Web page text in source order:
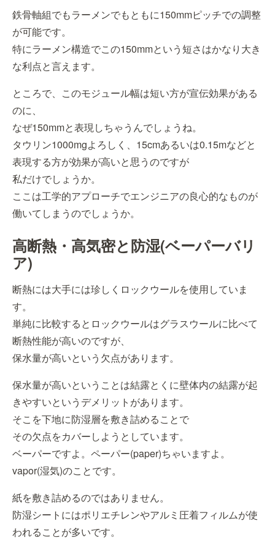
鉄骨軸組でもラーメンでもともに150mmピッチでの調整
が可能です。
特にラーメン構造でこの150mmという短さはかなり大き
な利点と言えます。
ところで、このモジュール幅は短い方が宣伝効果がある
のに、
なぜ150mmと表現しちゃうんでしょうね。
タウリン1000mgよろしく、15cmあるいは0.15mなどと
表現する方が効果が高いと思うのですが
私だけでしょうか。
ここは工学的アプローチでエンジニアの良心的なものが
働いてしまうのでしょうか。
高断熱・高気密と防湿(ベーパーバリ
ア)
断熱には大手には珍しくロックウールを使用していま
す。
単純に比較するとロックウールはグラスウールに比べて
断熱性能が高いのですが、
保水量が高いという欠点があります。
保水量が高いということは結露とくに壁体内の結露が起
きやすいというデメリットがあります。
そこを下地に防湿層を敷き詰めることで
その欠点をカバーしようとしています。
ベーパーですよ。ペーパー(paper)ちゃいますよ。
vapor(湿気)のことです。
紙を敷き詰めるのではありません。
防湿シートにはポリエチレンやアルミ圧着フィルムが使
われることが多いです。